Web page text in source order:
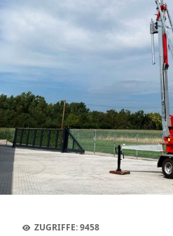
ZUGRIFFE: 9458